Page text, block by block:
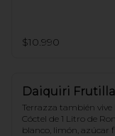
$10.990
Daiquiri Frutilla
Terrazza también vive
Cóctel de 1 Litro de
blanco, limón, azúcar